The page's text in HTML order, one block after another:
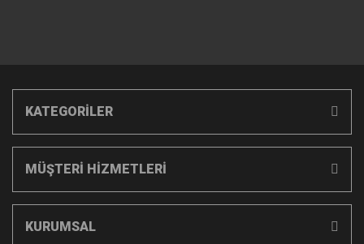
KATEGORİLER
MÜŞTERİ HİZMETLERİ
KURUMSAL